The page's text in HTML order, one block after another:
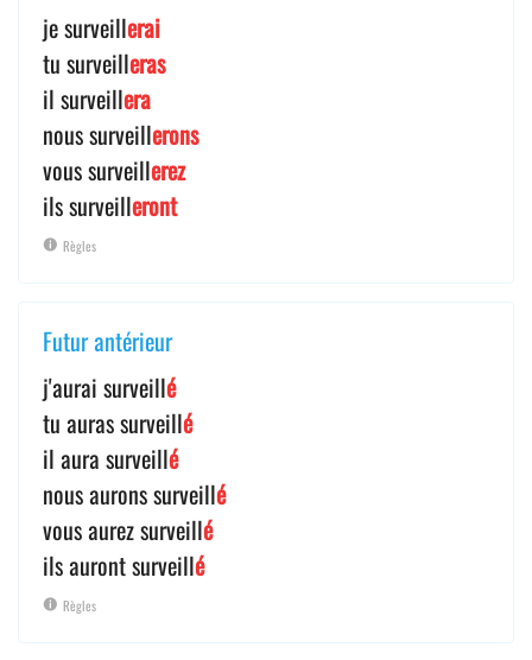
je surveillerai
tu surveilleras
il surveillera
nous surveillerons
vous surveillerez
ils surveilleront
Règles
Futur antérieur
j'aurai surveillé
tu auras surveillé
il aura surveillé
nous aurons surveillé
vous aurez surveillé
ils auront surveillé
Règles